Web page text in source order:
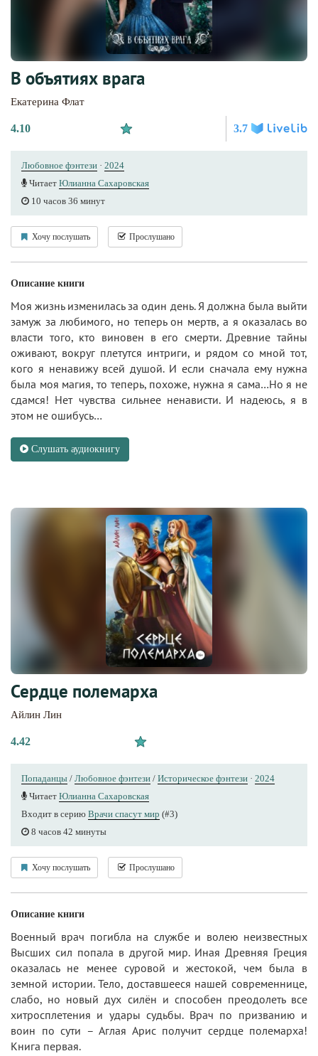
В объятиях врага
Екатерина Флат
4.10 3.7
Любовное фэнтези · 2024
Читает Юлианна Сахаровская
10 часов 36 минут
Хочу послушать Прослушано
Описание книги
Моя жизнь изменилась за один день. Я должна была выйти
замуж за любимого, но теперь он мертв, а я оказалась во
власти того, кто виновен в его смерти. Древние тайны
оживают, вокруг плетутся интриги, и рядом со мной тот,
кого я ненавижу всей душой. И если сначала ему нужна
была моя магия, то теперь, похоже, нужна я сама…Но я не
сдамся! Нет чувства сильнее ненависти. И надеюсь, я в
этом не ошибусь…
Слушать аудиокнигу
Сердце полемарха
Айлин Лин
4.42
Попаданцы / Любовное фэнтези / Историческое фэнтези · 2024
Читает Юлианна Сахаровская
Входит в серию Врачи спасут мир (#3)
8 часов 42 минуты
Хочу послушать Прослушано
Описание книги
Военный врач погибла на службе и волею неизвестных
Высших сил попала в другой мир. Иная Древняя Греция
оказалась не менее суровой и жестокой, чем была в
земной истории. Тело, доставшееся нашей современнице,
слабо, но новый дух силён и способен преодолеть все
хитросплетения и удары судьбы. Врач по призванию и
воин по сути – Аглая Арис получит сердце полемарха!
Книга первая.